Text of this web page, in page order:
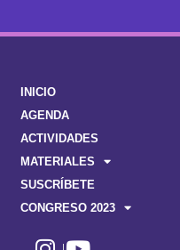
INICIO
AGENDA
ACTIVIDADES
MATERIALES
SUSCRÍBETE
CONGRESO 2023